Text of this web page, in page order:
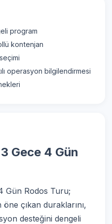
program
kontenjan
operasyon bilgilendirmesi
Gece 4 Gün
Gün Rodos Turu;
çıkan duraklarını,
desteğini dengeli